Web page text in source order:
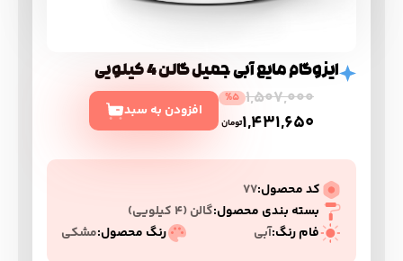
ایزوگام مایع آبی جمیل گالن 4 کیلویی
1,507,000
%5
1,431,650تومان
افزودن به سبد
کد محصول:77
بسته بندی محصول:گالن (۴ کیلویی)
فام رنگ:آبی رنگ محصول:مشکی